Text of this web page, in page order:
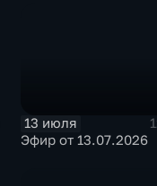
13 июля
Эфир от 13.07.2026